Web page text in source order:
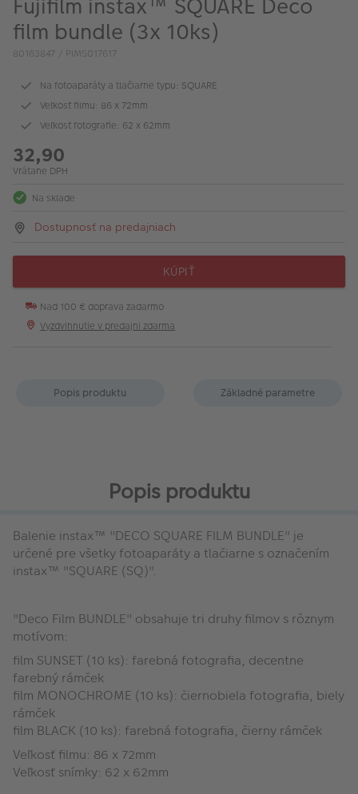
Fujifilm instax™ SQUARE Deco
film bundle (3x 10ks)
80163847 / PIM5017617
Na fotoaparáty a tlačiarne typu: SQUARE
Veľkosť filmu: 86 x 72mm
Veľkosť fotografie: 62 x 62mm
32,90
Vrátane DPH
Na sklade
Dostupnosť na predajniach
KÚPIŤ
Nad 100 € doprava zadarmo
Vyzdvihnutie v predajni zdarma
Popis produktu Základné parametre
Popis produktu
Balenie instax™ "DECO SQUARE FILM BUNDLE" je
určené pre všetky fotoaparáty a tlačiarne s označením
instax™ "SQUARE (SQ)".
"Deco Film BUNDLE" obsahuje tri druhy filmov s rôznym
motívom:
film SUNSET (10 ks): farebná fotografia, decentne
farebný rámček
film MONOCHROME (10 ks): čiernobiela fotografia, biely
rámček
film BLACK (10 ks): farebná fotografia, čierny rámček
Veľkosť filmu: 86 x 72mm
Veľkosť snímky: 62 x 62mm